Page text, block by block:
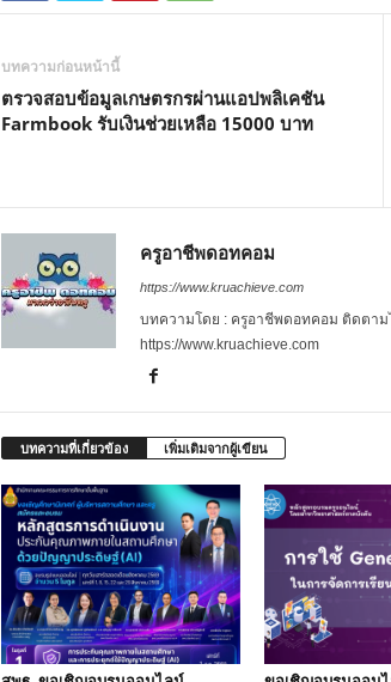
บทความก่อนหน้านี้
ตรวจสอบข้อมูลเกษตรกรผ่านแอปพลิเคชัน
Farmbook รับเงินช่วยเหลือ 15000 บาท
ครูอาชีพดอทคอม
https://www.kruachieve.com
บทความโดย : ครูอาชีพดอทคอม ติดตามไ
https://www.kruachieve.com
บทความที่เกี่ยวข้อง เพิ่มเติมจากผู้เขียน